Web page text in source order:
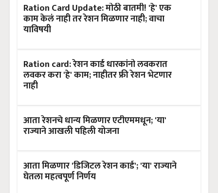
Ration Card Update: मोठी बातमी! 'हे' एक
काम केलं नाही तर रेशन मिळणार नाही; वाचा
याविषयी
Ration card: रेशन कार्ड धारकांनो लवकरात
लवकर करा 'हे' काम; नाहीतर फ्री रेशन भेटणार
नाही
आता रेशनचे धान्य मिळणार एटीएममधून; 'या'
राज्याने आखली पहिली योजना
आता मिळणार 'डिजिटल रेशन कार्ड'; 'या' राज्याने
घेतला महत्वपूर्ण निर्णय